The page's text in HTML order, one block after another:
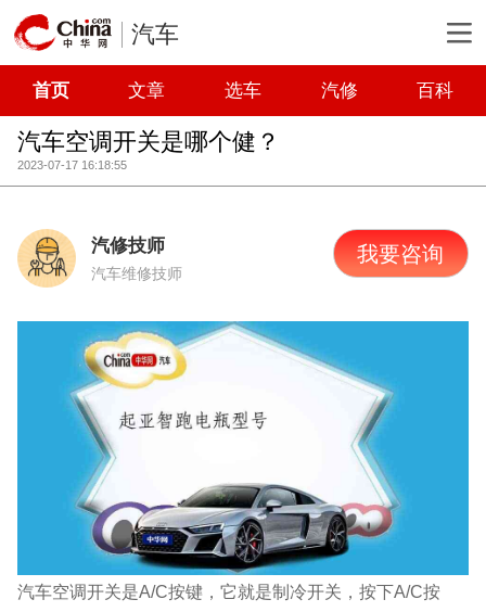
汽车
首页 文章 选车 汽修 百科
汽车空调开关是哪个健？
2023-07-17 16:18:55
汽修技师
汽车维修技师
我要咨询
汽车空调开关是A/C按键，它就是制冷开关，按下A/C按